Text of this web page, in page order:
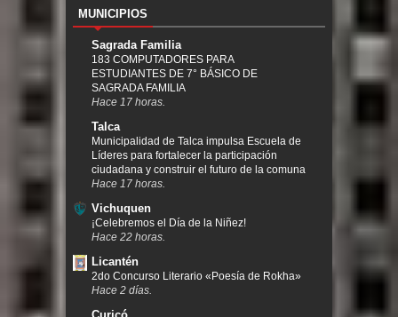
MUNICIPIOS
Sagrada Familia
183 COMPUTADORES PARA
ESTUDIANTES DE 7° BÁSICO DE
SAGRADA FAMILIA
Hace 17 horas.
Talca
Municipalidad de Talca impulsa Escuela de
Líderes para fortalecer la participación
ciudadana y construir el futuro de la comuna
Hace 17 horas.
Vichuquen
¡Celebremos el Día de la Niñez!
Hace 22 horas.
Licantén
2do Concurso Literario «Poesía de Rokha»
Hace 2 días.